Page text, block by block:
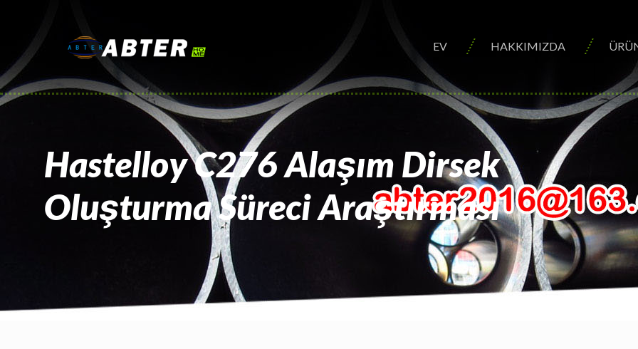
EV HAKKIMIZDA
Hastelloy C276 Alaşım Dirsek
Oluşturma Süreci Araştırması